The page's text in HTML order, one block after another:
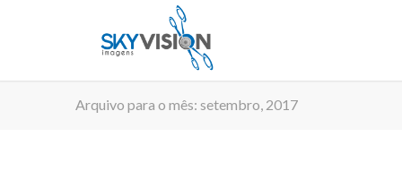
Arquivo para o mês: setembro, 2017